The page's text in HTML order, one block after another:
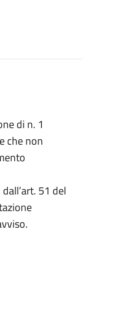
di n. 1
che non
51 del